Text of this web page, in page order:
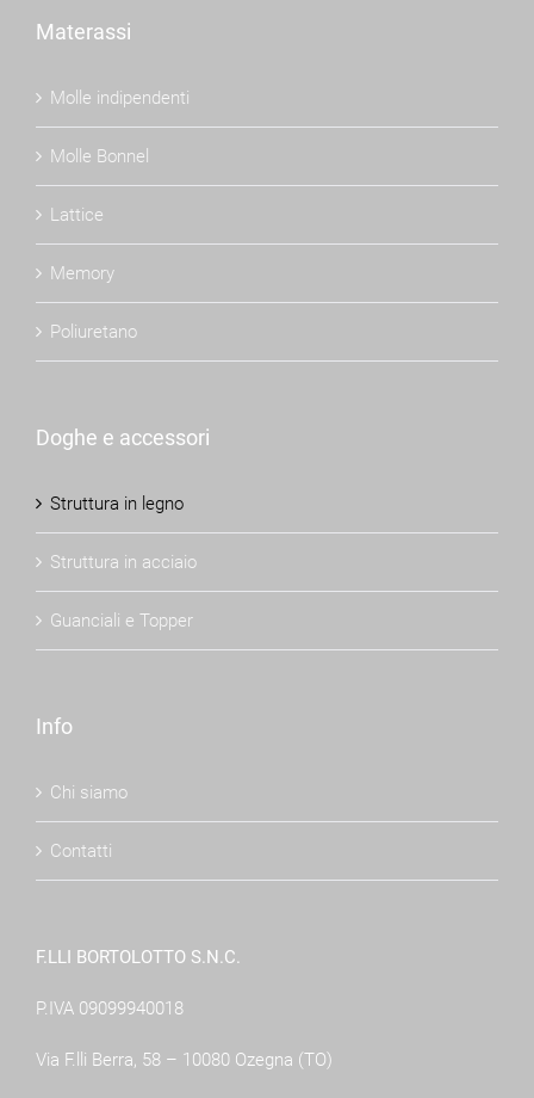
Materassi
Molle indipendenti
Molle Bonnel
Lattice
Memory
Poliuretano
Doghe e accessori
Struttura in legno
Struttura in acciaio
Guanciali e Topper
Info
Chi siamo
Contatti
F.LLI BORTOLOTTO S.N.C.
P.IVA 09099940018
Via F.lli Berra, 58 – 10080 Ozegna (TO)